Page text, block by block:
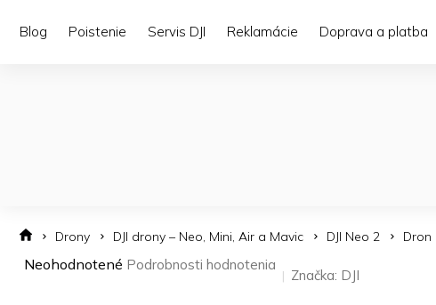
Blog Poistenie Servis DJI Reklamácie Doprava a platba
Drony DJI drony – Neo, Mini, Air a Mavic DJI Neo 2 Dron
Priemerné
Neohodnotené Podrobnosti hodnotenia
Značka: DJI